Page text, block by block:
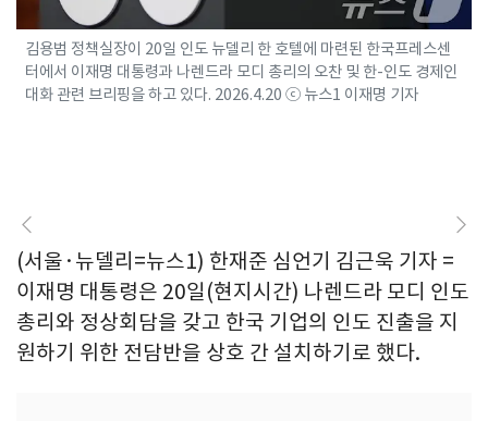
김용범 정책실장이 20일 인도 뉴델리 한 호텔에 마련된 한국프레스센
터에서 이재명 대통령과 나렌드라 모디 총리의 오찬 및 한-인도 경제인
대화 관련 브리핑을 하고 있다. 2026.4.20 ⓒ 뉴스1 이재명 기자
(서울·뉴델리=뉴스1) 한재준 심언기 김근욱 기자 =
이재명 대통령은 20일(현지시간) 나렌드라 모디 인도
총리와 정상회담을 갖고 한국 기업의 인도 진출을 지
원하기 위한 전담반을 상호 간 설치하기로 했다.